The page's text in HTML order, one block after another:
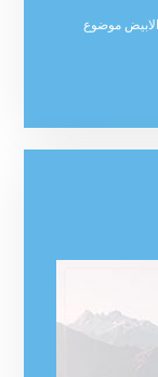
موضوع